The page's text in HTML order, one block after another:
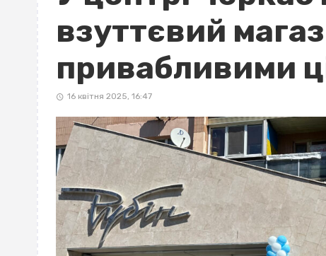
взуттєвий
привабливими
16 квітня 2025, 16:47